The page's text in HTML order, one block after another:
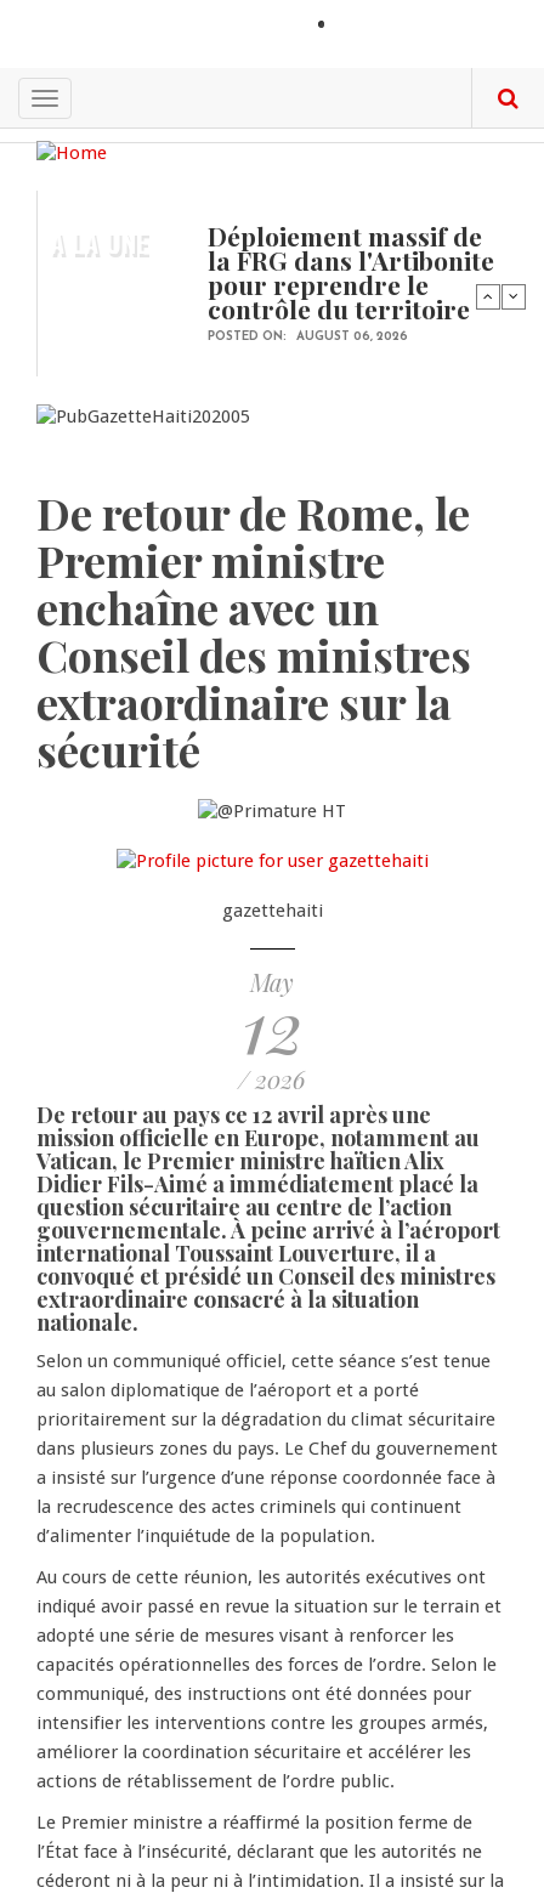
content
Toggle
navigation
A LA UNE Déploiement massif de
la FRG dans l'Artibonite
pour reprendre le
contrôle du territoire
POSTED ON: AUGUST 06, 2026
De retour de Rome, le
Premier ministre
enchaîne avec un
Conseil des ministres
extraordinaire sur la
sécurité
gazettehaiti
May
12
/ 2026
De retour au pays ce 12 avril après une
mission officielle en Europe, notamment au
Vatican, le Premier ministre haïtien Alix
Didier Fils-Aimé a immédiatement placé la
question sécuritaire au centre de l’action
gouvernementale. À peine arrivé à l’aéroport
international Toussaint Louverture, il a
convoqué et présidé un Conseil des ministres
extraordinaire consacré à la situation
nationale.
Selon un communiqué officiel, cette séance s’est tenue
au salon diplomatique de l’aéroport et a porté
prioritairement sur la dégradation du climat sécuritaire
dans plusieurs zones du pays. Le Chef du gouvernement
a insisté sur l’urgence d’une réponse coordonnée face à
la recrudescence des actes criminels qui continuent
d’alimenter l’inquiétude de la population.
Au cours de cette réunion, les autorités exécutives ont
indiqué avoir passé en revue la situation sur le terrain et
adopté une série de mesures visant à renforcer les
capacités opérationnelles des forces de l’ordre. Selon le
communiqué, des instructions ont été données pour
intensifier les interventions contre les groupes armés,
améliorer la coordination sécuritaire et accélérer les
actions de rétablissement de l’ordre public.
Le Premier ministre a réaffirmé la position ferme de
l’État face à l’insécurité, déclarant que les autorités ne
céderont ni à la peur ni à l’intimidation. Il a insisté sur la